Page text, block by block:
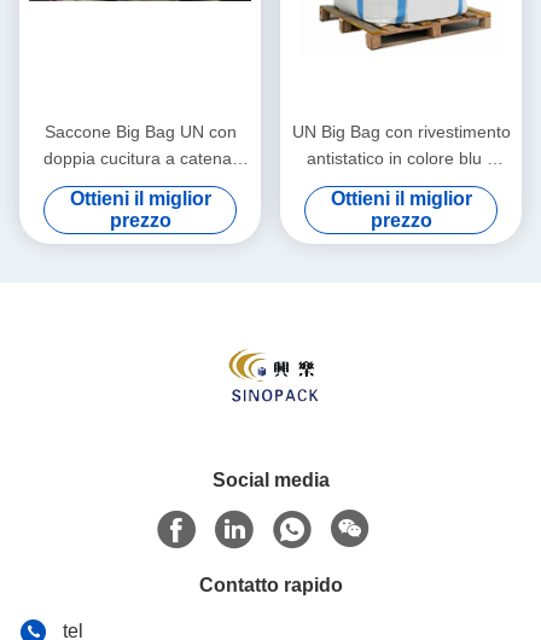
Saccone Big Bag UN con
doppia cucitura a catena,
con deflettori e capacità di
1000 kg per il trasporto
industriale di materiali sfusi
Ottieni il miglior
prezzo
UN Big Bag con rivestimento
antistatico in colore blu e
capacità di carico di 1000 kg
per un trasporto sicuro
Ottieni il miglior
prezzo
Social media
Contatto rapido
tel